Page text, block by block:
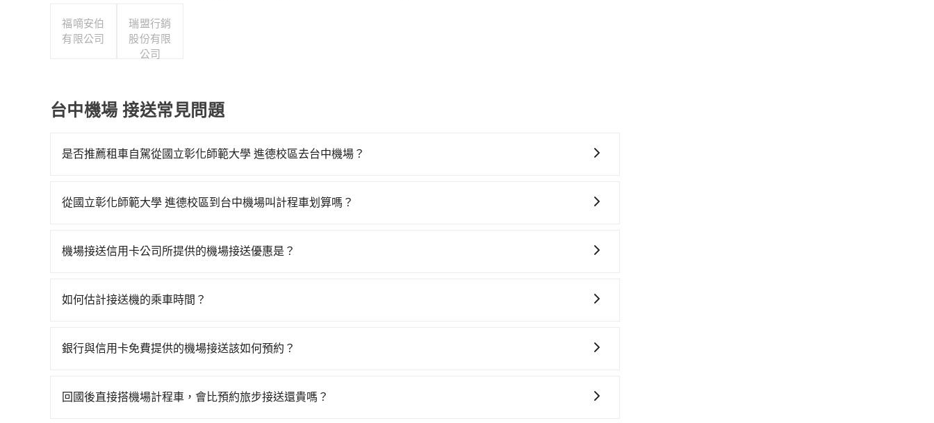
福嘀安伯
有限公司
瑞盟行銷
股份有限
公司
台中機場 接送常見問題
是否推薦租車自駕從國立彰化師範大學 進德校區去台中機場？
從國立彰化師範大學 進德校區到台中機場叫計程車划算嗎？
慮打電話至國立彰化師範大學 進德校區附近的計程車隊，如大佛交通、彰化市763計程車、三民汽車行等叫車看
約有25%會採現場議價，建議最好先上網預約，以免當場被坑受騙。雖然國立彰化師範大學 進德校區到台中機場
機場接送信用卡公司所提供的機場接送優惠是？
不同，而且詳細的優惠規定也可能會隨時變更。為了確保您出國前能獲得最新的優惠資訊，建議您查詢您信用卡
如何估計接送機的乘車時間？
外抓30分鐘的彈性時間。比方說正常台中到桃園機場要1.5小時的車程，班機預計早上10點起飛，那保險就是早
選擇離開機場的乘車時間抓在班機預計落地後的1小時。但如果是國內航線的旅客，預約班機落地後30分鐘的乘
銀行與信用卡免費提供的機場接送該如何預約？
務，並根據各家信用公司要求的預定流程完成預定，完成預訂後，系統通常會自動發送確認郵件或簡訊，請妥善
回國後直接搭機場計程車，會比預約旅步接送還貴嗎？